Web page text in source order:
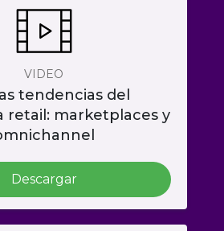
VIDEO
tendencias del
retail: marketplaces y
Descargar